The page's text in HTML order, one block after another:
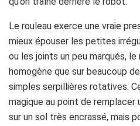
Le rouleau exerce une vraie
mieux épouser les petites
ou les joints un peu marqués,
homogène que sur beaucoup
simples serpillières rotatives.
magique au point de
sur un sol très encrassé, mais